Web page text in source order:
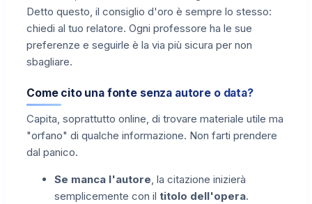
Detto questo, il consiglio d'oro è sempre lo stesso:
chiedi al tuo relatore. Ogni professore ha le sue
preferenze e seguirle è la via più sicura per non
sbagliare.
Come cito una fonte senza autore o data?
Capita, soprattutto online, di trovare materiale utile ma
"orfano" di qualche informazione. Non farti prendere
dal panico.
Se manca l'autore, la citazione inizierà
semplicemente con il titolo dell'opera.